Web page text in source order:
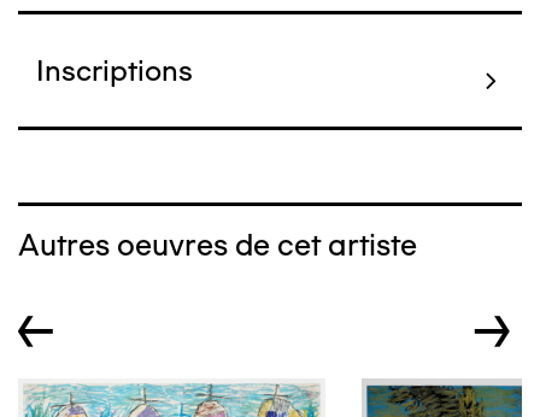
Inscriptions
Autres oeuvres de cet artiste
← →